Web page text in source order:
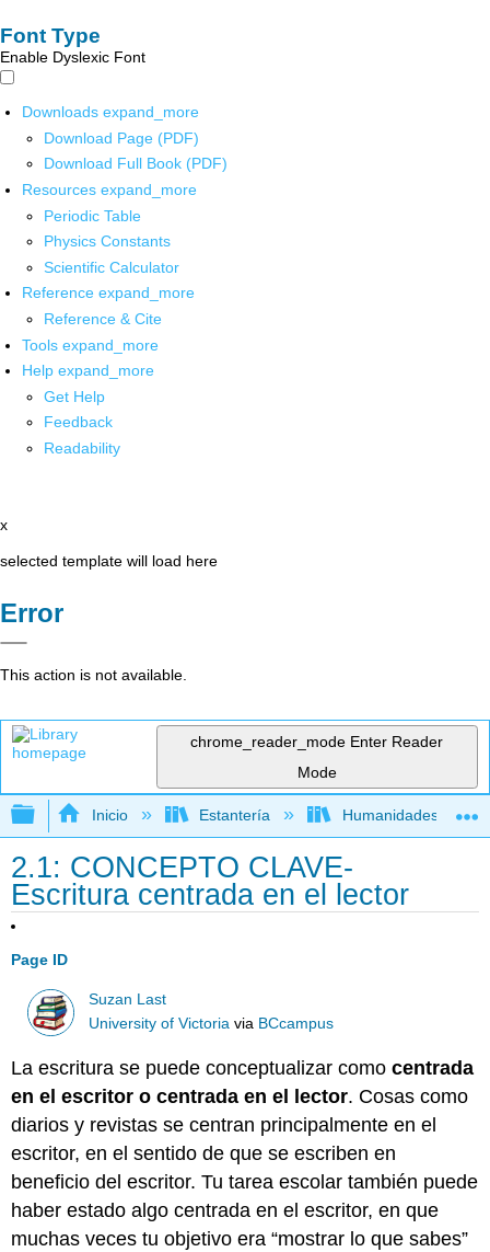
Font Type
Enable Dyslexic Font
Downloads expand_more
Download Page (PDF)
Download Full Book (PDF)
Resources expand_more
Periodic Table
Physics Constants
Scientific Calculator
Reference expand_more
Reference & Cite
Tools expand_more
Help expand_more
Get Help
Feedback
Readability
x
selected template will load here
Error
This action is not available.
chrome_reader_mode Enter Reader
Mode
Expandir/contraer jerarquía global
Inicio Estantería Humanidades
2.1: CONCEPTO CLAVE-
Escritura centrada en el lector
Page ID
Suzan Last
University of Victoria via BCcampus
La escritura se puede conceptualizar comocentrada
en el escritor o centrada en el lector. Cosas como
diarios y revistas se centran principalmente en el
escritor, en el sentido de que se escriben en
beneficio del escritor. Tu tarea escolar también puede
haber estado algo centrada en el escritor, en que
muchas veces tu objetivo era “mostrar lo que sabes”